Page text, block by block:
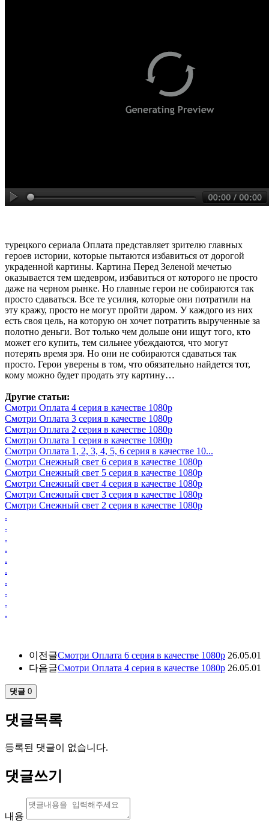
турецкого сериала Оплата представляет зрителю главных
героев истории, которые пытаются избавиться от дорогой
украденной картины. Картина Перед Зеленой мечетью
оказывается тем шедевром, избавиться от которого не просто
даже на черном рынке. Но главные герои не собираются так
просто сдаваться. Все те усилия, которые они потратили на
эту кражу, просто не могут пройти даром. У каждого из них
есть своя цель, на которую он хочет потратить вырученные за
полотно деньги. Вот только чем дольше они ищут того, кто
может его купить, тем сильнее убеждаются, что могут
потерять время зря. Но они не собираются сдаваться так
просто. Герои уверены в том, что обязательно найдется тот,
кому можно будет продать эту картину…
Другие статьи:
Смотри Оплата 4 серия в качестве 1080p
Смотри Оплата 3 серия в качестве 1080p
Смотри Оплата 2 серия в качестве 1080p
Смотри Оплата 1 серия в качестве 1080p
Смотри Оплата 1, 2, 3, 4, 5, 6 серия в качестве 10...
Смотри Снежный свет 6 серия в качестве 1080p
Смотри Снежный свет 5 серия в качестве 1080p
Смотри Снежный свет 4 серия в качестве 1080p
Смотри Снежный свет 3 серия в качестве 1080p
Смотри Снежный свет 2 серия в качестве 1080p
.
.
.
.
.
.
.
.
.
.
이전글Смотри Оплата 6 серия в качестве 1080p 26.05.01
다음글Смотри Оплата 4 серия в качестве 1080p 26.05.01
댓글 0
댓글목록
등록된 댓글이 없습니다.
댓글쓰기
내용